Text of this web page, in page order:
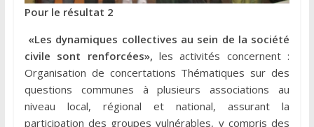
Pour le résultat 2
«Les dynamiques collectives au sein de la société
civile sont renforcées», les activités concernent :
Organisation de concertations Thématiques sur des
questions communes à plusieurs associations au
niveau local, régional et national, assurant la
participation des groupes vulnérables, y compris des